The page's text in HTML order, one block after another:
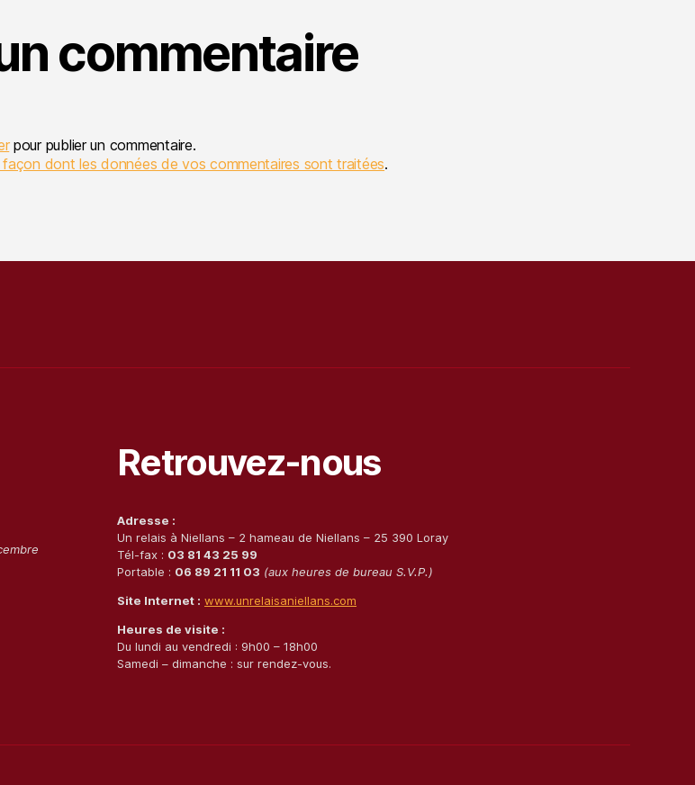
commentaire
pour publier un commentaire.
façon dont les données de vos commentaires sont traitées.
Retrouvez-nous
Adresse :
Un relais à Niellans – 2 hameau de Niellans – 25 390 Loray
Tél-fax : 03 81 43 25 99
Portable : 06 89 21 11 03 (aux heures de bureau S.V.P.)
Site Internet : www.unrelaisaniellans.com
Heures de visite :
Du lundi au vendredi : 9h00 – 18h00
Samedi – dimanche : sur rendez-vous.